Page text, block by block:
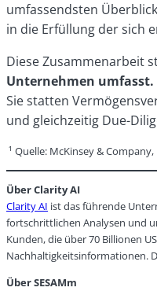
umfassendsten
in die Erfüllung der sich
Diese Zusammenarbeit
Unternehmen umfasst.
Sie statten
und gleichzeitig Due-
¹ Quelle: McKinsey & Company,
Über Clarity AI
Clarity AI ist das führende
fortschrittlichen Analysen und
Kunden, die über 70 Billionen
Nachhaltigkeitsinformationen.
Über SESAMm